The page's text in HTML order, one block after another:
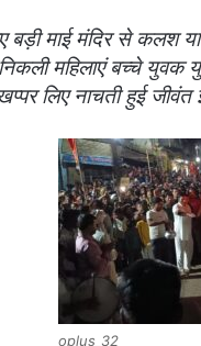
बड़ी माई मंदिर से कलश
निकली महिलाएं बच्चे
खप्पर लिए नाचती हुई
oplus_32